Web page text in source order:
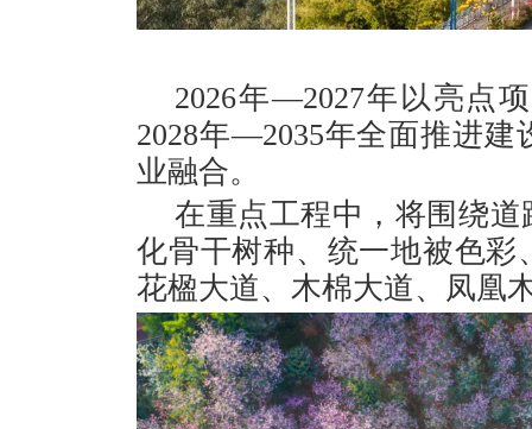
2026年—2027年以亮点
2028年—2035年全面推进
业融合。
在重点工程中，将围绕
化骨干树种、统一地被色
花楹大道、木棉大道、凤凰